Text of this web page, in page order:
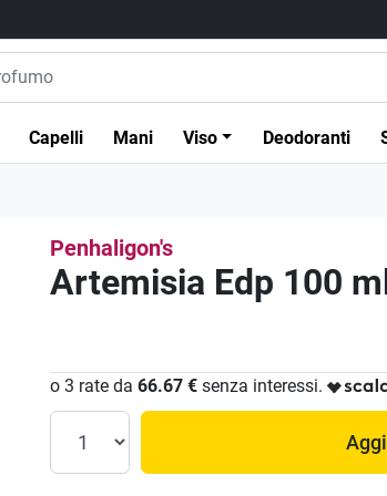
Capelli Mani Viso Deodoranti
Penhaligon's
Artemisia Edp 100 ml
o 3 rate da66.67 € senza interessi.